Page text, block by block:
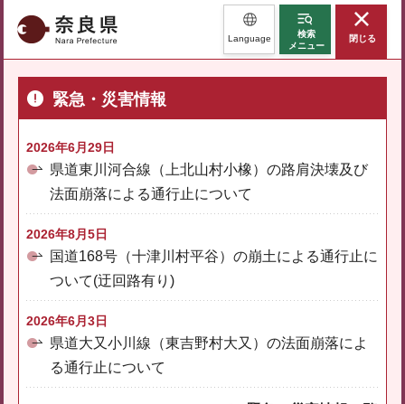
奈良県 Language
検索
メニュー
閉じる
緊急・災害情報
2026年6月29日
県道東川河合線（上北山村小橡）の路肩決壊及び
法面崩落による通行止について
2026年8月5日
国道168号（十津川村平谷）の崩土による通行止に
ついて(迂回路有り)
2026年6月3日
県道大又小川線（東吉野村大又）の法面崩落によ
る通行止について